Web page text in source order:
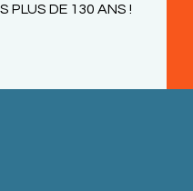
PLUS DE 130 ANS !